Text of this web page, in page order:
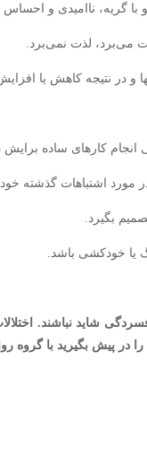
گریه، ناامیدی و احساس
می‌برد، لذت نمی‌برد.
در نتیجه کاهش یا
کارهای ساده برایش
اشتباهات گذشته خود
بگیرد.
یا خودکشی باشد.
شاید نباشند.
در پیش بگیرید با گروه